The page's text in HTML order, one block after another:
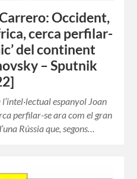
Occident,
cerca perfilar-
del continent
– Sputnik
espanyol Joan
perfilar-se ara com el gran
Rússia que, segons…